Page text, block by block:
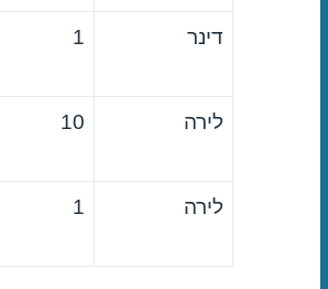
דינר 1
לירה 10
לירה 1